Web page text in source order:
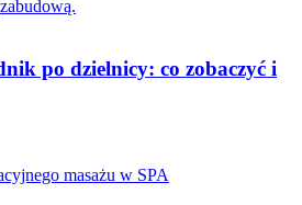
po dzielnicy: co zobaczyć i